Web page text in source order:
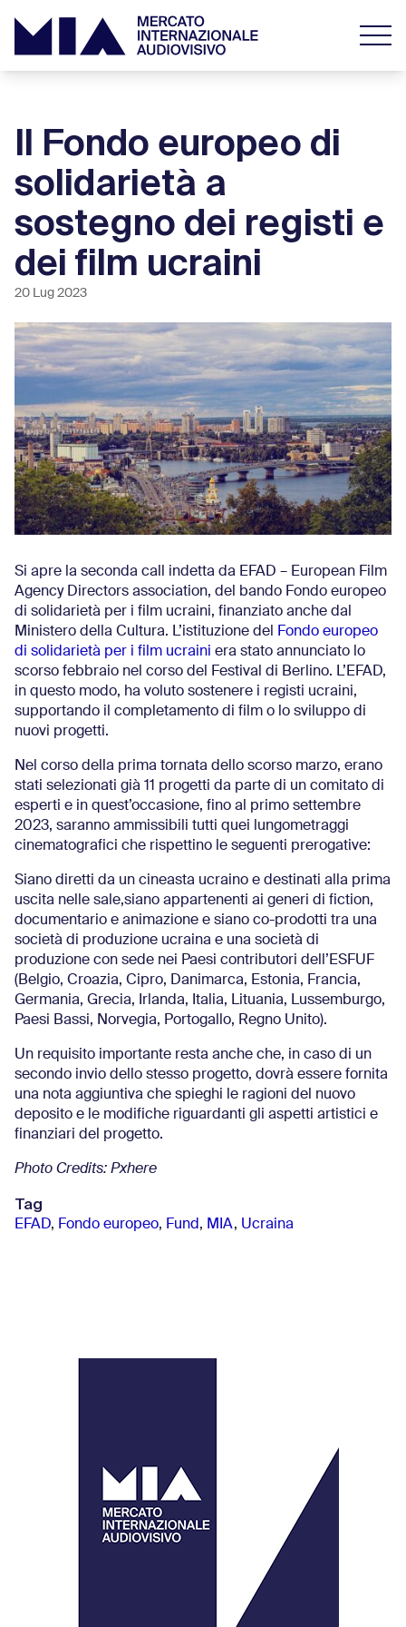
Il Fondo europeo di
solidarietà a
sostegno dei registi e
dei film ucraini
20 Lug 2023
Si apre la seconda call indetta da EFAD – European Film
Agency Directors association, del bando Fondo europeo
di solidarietà per i film ucraini, finanziato anche dal
Ministero della Cultura. L’istituzione del
Fondo europeo
di solidarietà per i film ucraini era stato annunciato lo
scorso febbraio nel corso del Festival di Berlino. L’EFAD,
in questo modo, ha voluto sostenere i registi ucraini,
supportando il completamento di film o lo sviluppo di
nuovi progetti.
Nel corso della prima tornata dello scorso marzo, erano
stati selezionati già 11 progetti da parte di un comitato di
esperti e in quest’occasione, fino al primo settembre
2023, saranno ammissibili tutti quei lungometraggi
cinematografici che rispettino le seguenti prerogative:
Siano diretti da un cineasta ucraino e destinati alla prima
uscita nelle sale,siano appartenenti ai generi di fiction,
documentario e animazione e siano co-prodotti tra una
società di produzione ucraina e una società di
produzione con sede nei Paesi contributori dell’ESFUF
(Belgio, Croazia, Cipro, Danimarca, Estonia, Francia,
Germania, Grecia, Irlanda, Italia, Lituania, Lussemburgo,
Paesi Bassi, Norvegia, Portogallo, Regno Unito).
Un requisito importante resta anche che, in caso di un
secondo invio dello stesso progetto, dovrà essere fornita
una nota aggiuntiva che spieghi le ragioni del nuovo
deposito e le modifiche riguardanti gli aspetti artistici e
finanziari del progetto.
Photo Credits: Pxhere
Tag
EFAD, Fondo europeo, Fund , MIA, Ucraina